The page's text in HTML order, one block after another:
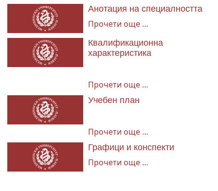
Анотация на специалността
Прочети още …
Квалификационна
характеристика
Прочети още …
Учебен план
Прочети още …
Графици и конспекти
Прочети още …